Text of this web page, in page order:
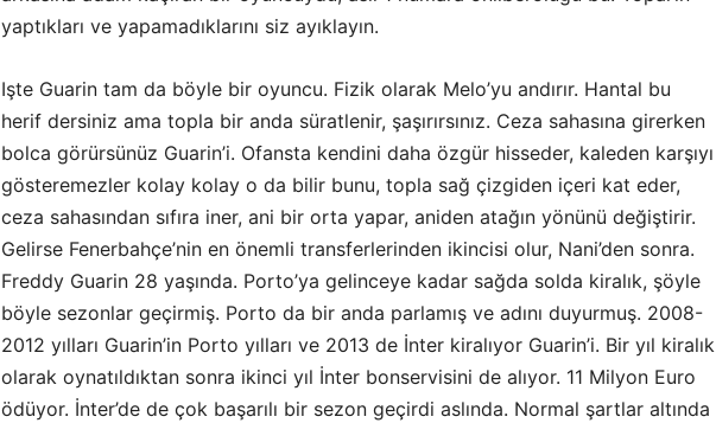
yaptıkları ve yapamadıklarını siz ayıklayın.
Işte Guarin tam da böyle bir oyuncu. Fizik olarak Melo’yu andırır. Hantal bu
herif dersiniz ama topla bir anda süratlenir, şaşırırsınız. Ceza sahasına girerken
bolca görürsünüz Guarin’i. Ofansta kendini daha özgür hisseder, kaleden karşıyı
gösteremezler kolay kolay o da bilir bunu, topla sağ çizgiden içeri kat eder,
ceza sahasından sıfıra iner, ani bir orta yapar, aniden atağın yönünü değiştirir.
Gelirse Fenerbahçe’nin en önemli transferlerinden ikincisi olur, Nani’den sonra.
Freddy Guarin 28 yaşında. Porto’ya gelinceye kadar sağda solda kiralık, şöyle
böyle sezonlar geçirmiş. Porto da bir anda parlamış ve adını duyurmuş. 2008-
2012 yılları Guarin’in Porto yılları ve 2013 de İnter kiralıyor Guarin’i. Bir yıl kiralık
olarak oynatıldıktan sonra ikinci yıl İnter bonservisini de alıyor. 11 Milyon Euro
ödüyor. İnter’de de çok başarılı bir sezon geçirdi aslında. Normal şartlar altında